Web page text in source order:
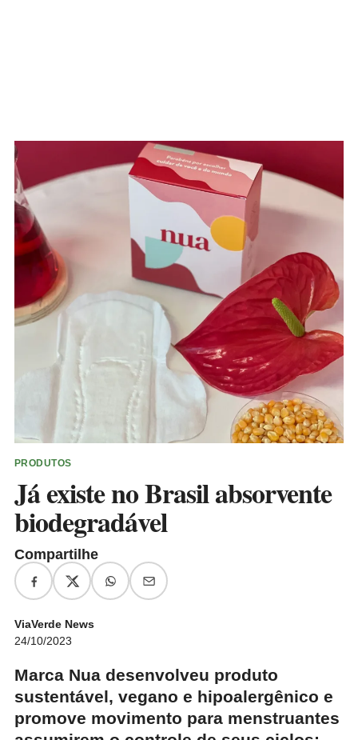
PRODUTOS
Já existe no Brasil absorvente
biodegradável
Compartilhe
ViaVerde News
24/10/2023
Marca Nua desenvolveu produto
sustentável, vegano e hipoalergênico e
promove movimento para menstruantes